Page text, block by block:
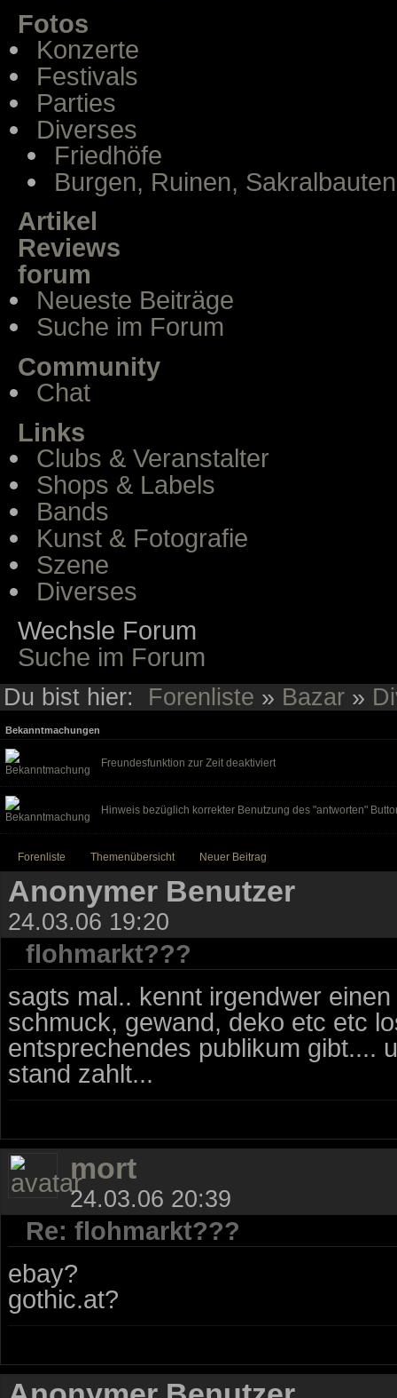
Fotos
Konzerte
Festivals
Parties
Diverses
Friedhöfe
Burgen, Ruinen, Sakralbauten
Artikel
Reviews
forum
Neueste Beiträge
Suche im Forum
Community
Chat
Links
Clubs & Veranstalter
Shops & Labels
Bands
Kunst & Fotografie
Szene
Diverses
Wechsle Forum
Suche im Forum
Du bist hier: Forenliste » Bazar »
Bekanntmachungen
Freundesfunktion zur Zeit deaktiviert
Hinweis bezüglich korrekter Benutzung des "antworten"
Forenliste Themenübersicht Neuer Beitrag
Anonymer Benutzer
24.03.06 19:20
flohmarkt???
sagts mal.. kennt irgendwer
schmuck, gewand, deko etc etc
entsprechendes publikum gibt....
stand zahlt...
mort
24.03.06 20:39
Re: flohmarkt???
ebay?
gothic.at?